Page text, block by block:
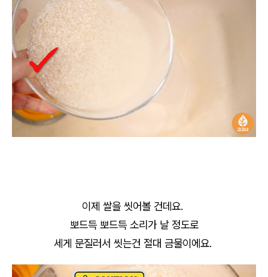
이제 쌀을 씻어볼 건데요.
뽀드득 뽀드득 소리가 날 정도로
세게 문질러서 씻는건 절대 금물이에요.